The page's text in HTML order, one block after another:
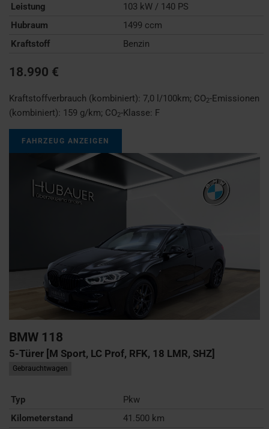
Leistung
103 kW / 140 PS
Hubraum
1499 ccm
Kraftstoff
Benzin
18.990 €
Kraftstoffverbrauch (kombiniert): 7,0 l/100km; CO2-Emissionen
(kombiniert): 159 g/km; CO2-Klasse: F
FAHRZEUG ANZEIGEN
BMW 118
5-Türer [M Sport, LC Prof, RFK, 18 LMR, SHZ]
Gebrauchtwagen
Typ
Pkw
Kilometerstand
41.500 km